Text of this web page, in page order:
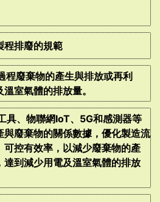
程排廢的規範
程廢棄物的產生與排放或再利
室氣體的排放量。
具、物聯網IoT、5G和感測器等
與廢棄物的關係數據，優化製造流
可控有效率，以減少廢棄物的產
達到減少用電及溫室氣體的排放